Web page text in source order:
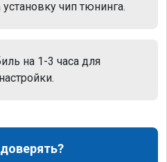
чип тюнинга.
на 1-3 часа для